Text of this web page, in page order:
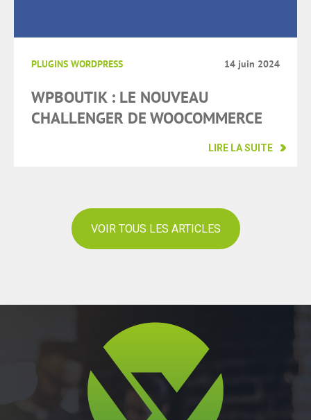
PLUGINS WORDPRESS 14 juin 2024
WPBOUTIK : LE NOUVEAU
CHALLENGER DE WOOCOMMERCE
LIRE LA SUITE
VOIR TOUS LES ARTICLES